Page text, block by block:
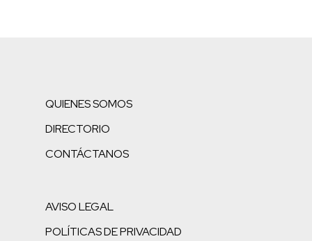
QUIENES SOMOS
DIRECTORIO
CONTÁCTANOS
AVISO LEGAL
POLÍTICAS DE PRIVACIDAD